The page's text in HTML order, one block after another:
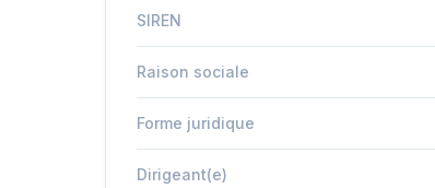
SIREN
Raison sociale
Forme juridique
Dirigeant(e)